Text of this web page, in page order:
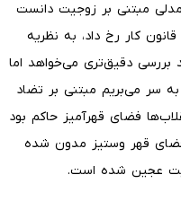
مبتنی بر زوجیت دانست
کار رخ داد، به نظریه
بررسی دقیق‌تری می‌خواهد اما
سر می‌بریم مبتنی بر تضاد
فضای قهرآمیز حاکم بود
قهر وستیز مدون شده
عجین شده است.